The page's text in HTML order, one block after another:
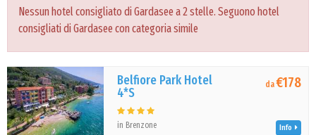
Nessun hotel consigliato di Gardasee a 2 stelle. Seguono hotel
consigliati di Gardasee con categoria simile
Belfiore Park Hotel
4*S
in Brenzone
da€178
Info